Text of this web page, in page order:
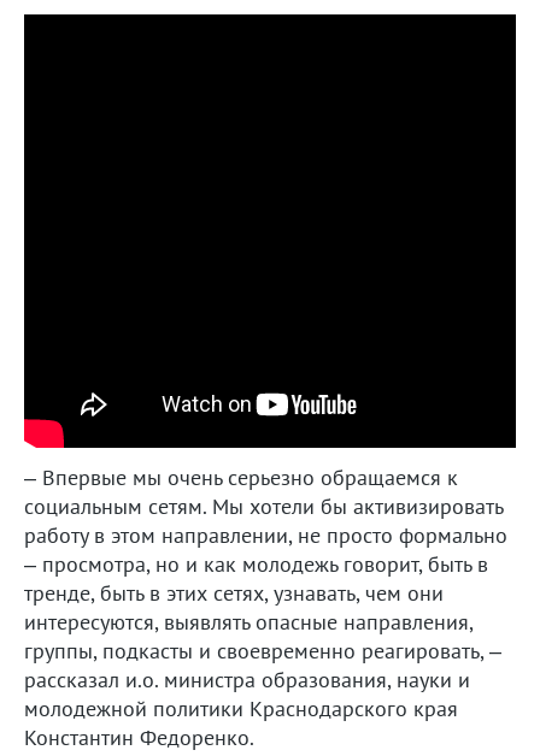
– Впервые мы очень серьезно обращаемся к
социальным сетям. Мы хотели бы активизировать
работу в этом направлении, не просто формально
– просмотра, но и как молодежь говорит, быть в
тренде, быть в этих сетях, узнавать, чем они
интересуются, выявлять опасные направления,
группы, подкасты и своевременно реагировать, –
рассказал и.о. министра образования, науки и
молодежной политики Краснодарского края
Константин Федоренко.